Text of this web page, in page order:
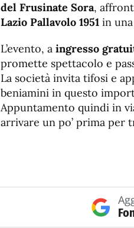
del Frusinate Sora,
Lazio Pallavolo 1951 in
L’evento, a ingresso
promette spettacolo e
La società invita tifosi e
beniamini in questo
Appuntamento quindi in
arrivare un po’ prima per